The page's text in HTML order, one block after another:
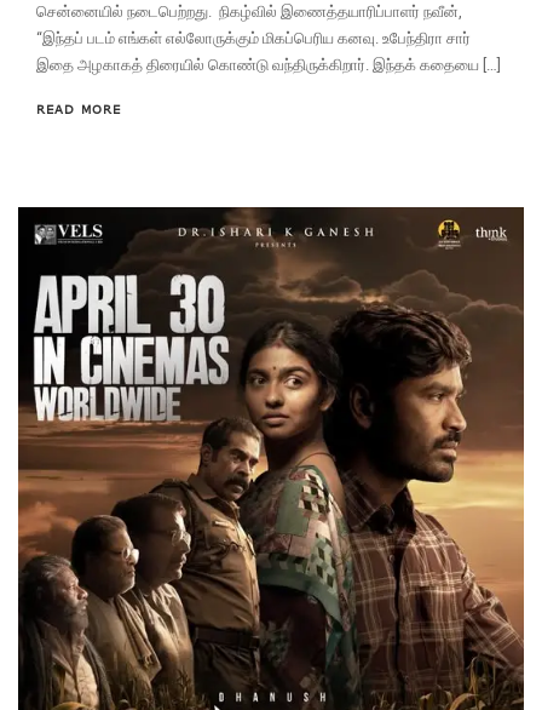
சென்னையில் நடைபெற்றது. நிகழ்வில் இணைத்தயாரிப்பாளர் நவீன்,
“இந்தப் படம் எங்கள் எல்லோருக்கும் மிகப்பெரிய கனவு. உபேந்திரா சார்
இதை அழகாகத் திரையில் கொண்டு வந்திருக்கிறார். இந்தக் கதையை […]
READ MORE